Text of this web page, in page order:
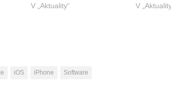
V „Aktuality“
V
iOS iPhone Software